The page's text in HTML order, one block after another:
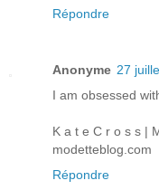
Répondre
Anonyme 27
I am obsessed
K a t e C r o s s |
modetteblog.com
Répondre